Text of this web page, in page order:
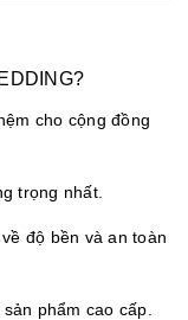
cho cộng đồng
trọng nhất.
độ bền và an toàn
phẩm cao cấp.